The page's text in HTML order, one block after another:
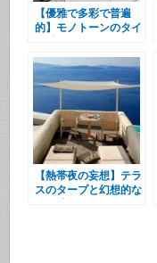
【優雅で多彩で普遍
的】モノトーンのタイ
【熱帯夜の妄想】テラ
スのタープと幻想的な